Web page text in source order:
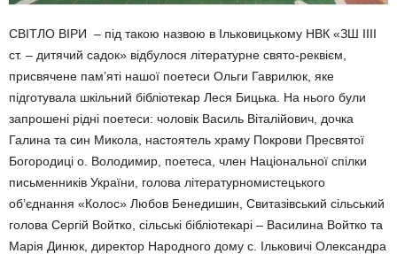
СВІТЛО ВІРИ – під такою назвою в Ільковицькому НВК «ЗШ ІІІІ
ст. – дитячий садок» відбулося літературне свято-реквієм,
присвячене пам’яті нашої поетеси Ольги Гаврилюк, яке
підготувала шкільний бібліотекар Леся Бицька. На нього були
запрошені рідні поетеси: чоловік Василь Віталійович, дочка
Галина та син Микола, настоятель храму Покрови Пресвятої
Богородиці о. Володимир, поетеса, член Національної спілки
письменників України, голова літературномистецького
об’єднання «Колос» Любов Бенедишин, Свитазівський сільський
голова Сергій Войтко, сільські бібліотекарі – Василина Войтко та
Марія Динюк, директор Народного дому с. Ільковичі Олександра